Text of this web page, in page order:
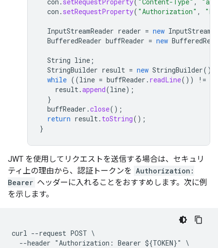
con . setRequestProperty( "Authorization" ,
InputStreamReader reader = new
BufferedReader buffReader = new
String line ;
StringBuilder result = new StringBuilder();
while ((line = buffReader . readLine()) !=
result.append(line);
}
buffReader .close();
return result. toString();
}
JWT を使用してリクエストを送信する場合は、セキュリ
ティ上の理由から、認証トークンを Authorization:
Bearer ヘッダーに入れることをおすすめします。次に例
を示します。
curl --request POST \
  --header "Authorization: Bearer ${TOKEN}" \